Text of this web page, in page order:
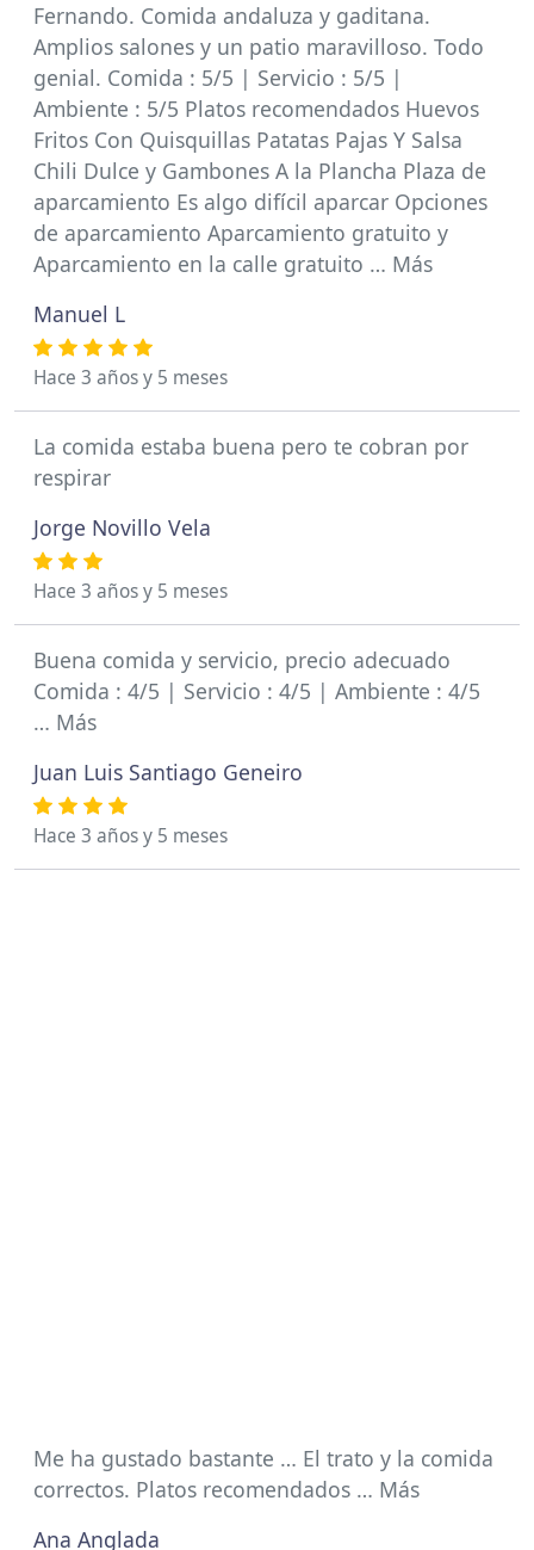
Fernando. Comida andaluza y gaditana.
Amplios salones y un patio maravilloso. Todo
genial. Comida : 5/5 | Servicio : 5/5 |
Ambiente : 5/5 Platos recomendados Huevos
Fritos Con Quisquillas Patatas Pajas Y Salsa
Chili Dulce y Gambones A la Plancha Plaza de
aparcamiento Es algo difícil aparcar Opciones
de aparcamiento Aparcamiento gratuito y
Aparcamiento en la calle gratuito … Más
Manuel L
Hace 3 años y 5 meses
La comida estaba buena pero te cobran por
respirar
Jorge Novillo Vela
Hace 3 años y 5 meses
Buena comida y servicio, precio adecuado
Comida : 4/5 | Servicio : 4/5 | Ambiente : 4/5
… Más
Juan Luis Santiago Geneiro
Hace 3 años y 5 meses
Me ha gustado bastante … El trato y la comida
correctos. Platos recomendados … Más
Ana Anglada